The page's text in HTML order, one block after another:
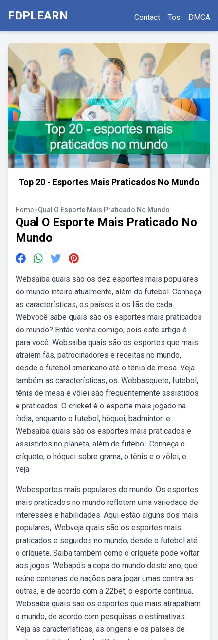
FDPLEARN Contact Tos DMCA
Top 20 - Esportes Mais Praticados No Mundo
Home>Qual O Esporte Mais Praticado No Mundo
Qual O Esporte Mais Praticado No
Mundo
Websaiba quais são os dez esportes mais populares
do mundo inteiro atualmente, além do futebol. Conheça
as características, os países e os fãs de cada.
Webvocê sabe quais são os esportes mais praticados
do mundo? Então venha comigo, pois este artigo é
para você. Websaiba quais são os esportes que mais
atraiem fãs, patrocinadores e receitas no mundo,
desde o futebol americano até o tênis de mesa. Veja
também as características, os. Webbasquete, futebol,
tênis de mesa e vôlei são frequentemente assistidos
e praticados. O cricket é o esporte mais jogado na
índia, enquanto o futebol, hóquei, badminton e.
Websaiba quais são os esportes mais praticados e
assistidos no planeta, além do futebol. Conheça o
críquete, o hóquei sobre grama, o tênis e o vôlei, e
veja.
Webesportes mais populares do mundo. Os esportes
mais praticados no mundo refletem uma variedade de
interesses e habilidades. Aqui estão alguns dos mais
populares,. Webveja quais são os esportes mais
praticados e seguidos no mundo, desde o futebol até
o críquete. Saiba também como o críquete pode voltar
aos jogos. Webapós a copa do mundo deste ano, que
reúne centenas de nações para jogar umas contra as
outras, e de acordo com a 22bet, o esporte continua.
Websaiba quais são os esportes que mais atrapalham
o mundo, de acordo com pesquisas e estimativas.
Veja as características, as origens e os países de